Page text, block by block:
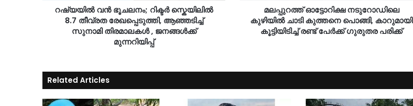
റഷ്യയിൽ വൻ ഭൂചലനം; റിക്ടർ സ്കെയിലിൽ
8.7 തീവ്രത രേഖപ്പെടുത്തി, ആഞ്ഞടിച്ച്
സുനാമി തിരമാലകൾ , ജനങ്ങൾക്ക്
മുന്നറിയിപ്പ്
മലപ്പുറത്ത് ഓട്ടോറിക്ഷ നടുറോഡിലെ
കുഴിയിൽ ചാടി കുത്തനെ പൊങ്ങി, കാറുമായി
കൂട്ടിയിടിച്ച്‌ രണ്ട് പേർക്ക് ഗുരുതര പരിക്ക്
Related Articles